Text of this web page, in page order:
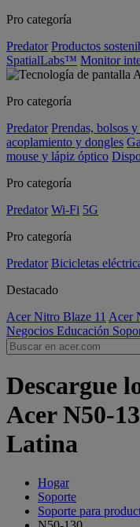
Pro categoría
Predator Productos
SpatialLabs™ Monitor
Pro categoría
Predator Prendas, bolsos
acoplamiento y dongles
mouse y lápiz óptico
Pro categoría
Predator Wi-Fi 5G
Pro categoría
Predator Bicicletas
Destacado
Acer Nitro Blaze 11 Acer
Negocios Educación
Descargue
Acer N50-
Latina
Hogar
Soporte
Soporte para